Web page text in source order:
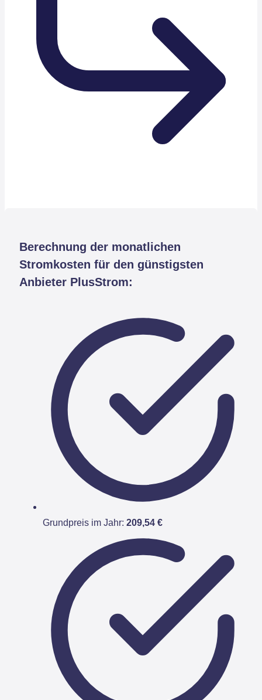
Berechnung der monatlichen
Stromkosten für den günstigsten
Anbieter PlusStrom:
Grundpreis im Jahr: 209,54 €